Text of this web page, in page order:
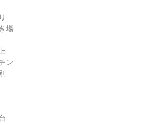
場
ン